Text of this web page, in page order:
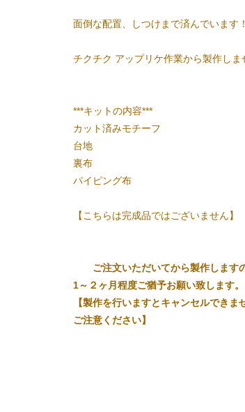
面倒な配置、しつけまで済んでいます
チクチク アップリケ作業から製作しま
***キットの内容***
カット済みモチーフ
台地
裏布
パイピング布
【こちらは完成品ではございません】
ご注文いただいてから製作します
1～２ヶ月程度ご猶予お願い致します。
【製作を行いますとキャンセルできま
ご注意ください】